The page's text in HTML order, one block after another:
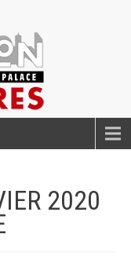
2020